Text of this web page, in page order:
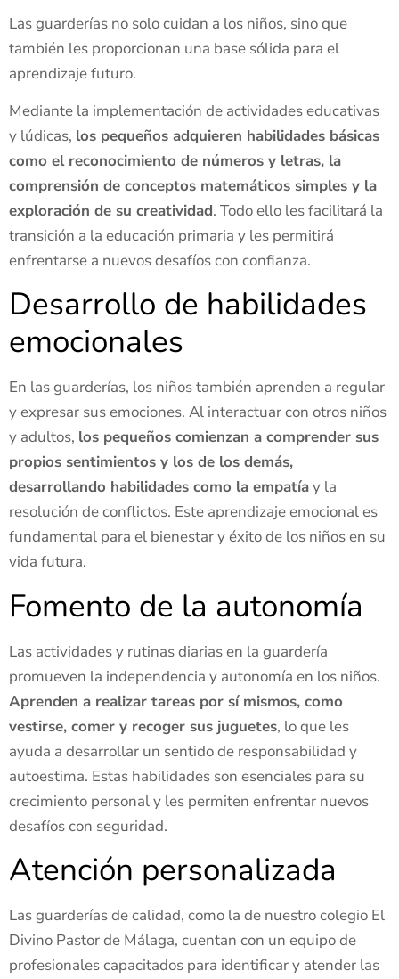
Las guarderías no solo cuidan a los niños, sino que
también les proporcionan una base sólida para el
aprendizaje futuro.
Mediante la implementación de actividades educativas
y lúdicas, los pequeños adquieren habilidades básicas
como el reconocimiento de números y letras, la
comprensión de conceptos matemáticos simples y la
exploración de su creatividad. Todo ello les facilitará la
transición a la educación primaria y les permitirá
enfrentarse a nuevos desafíos con confianza.
Desarrollo de habilidades
emocionales
En las guarderías, los niños también aprenden a regular
y expresar sus emociones. Al interactuar con otros niños
y adultos, los pequeños comienzan a comprender sus
propios sentimientos y los de los demás,
desarrollando habilidades como la empatíay la
resolución de conflictos. Este aprendizaje emocional es
fundamental para el bienestar y éxito de los niños en su
vida futura.
Fomento de la autonomía
Las actividades y rutinas diarias en la guardería
promueven la independencia y autonomía en los niños.
Aprenden a realizar tareas por sí mismos, como
vestirse, comer y recoger sus juguetes, lo que les
ayuda a desarrollar un sentido de responsabilidad y
autoestima. Estas habilidades son esenciales para su
crecimiento personal y les permiten enfrentar nuevos
desafíos con seguridad.
Atención personalizada
Las guarderías de calidad, como la de nuestro colegio El
Divino Pastor de Málaga, cuentan con un equipo de
profesionales capacitados para identificar y atender las